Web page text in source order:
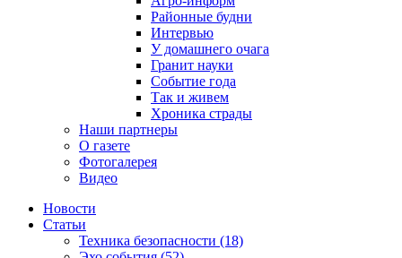
Районные будни
Интервью
У домашнего очага
Гранит науки
Событие года
Так и живем
Хроника страды
Наши партнеры
О газете
Фотогалерея
Видео
Новости
Статьи
Техника безопасности (18)